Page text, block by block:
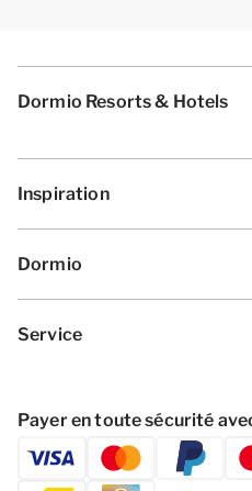
Dormio Resorts & Hotels
Inspiration
Dormio
Service
Payer en toute sécurité